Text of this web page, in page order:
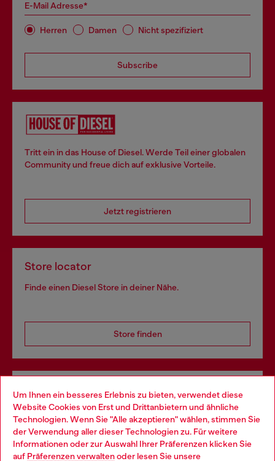
Um Ihnen ein besseres Erlebnis zu bieten, verwendet diese
Website Cookies von Erst und Drittanbietern und ähnliche
Technologien. Wenn Sie "Alle akzeptieren" wählen, stimmen Sie
der Verwendung aller dieser Technologien zu. Für weitere
Informationen oder zur Auswahl Ihrer Präferenzen klicken Sie
auf Präferenzen verwaltenoder lesen Sie unsere
E-Mail Adresse*
Herren Damen Nicht spezifiziert
Subscribe
Tritt ein in das House of Diesel. Werde Teil einer globalen
Community und freue dich auf exklusive Vorteile.
Jetzt registrieren
Store locator
Finde einen Diesel Store in deiner Nähe.
Store finden
Omnichannel-Services
Entdecke unser gesamtes Service-Angebot, online und
im Store.
Choose your location